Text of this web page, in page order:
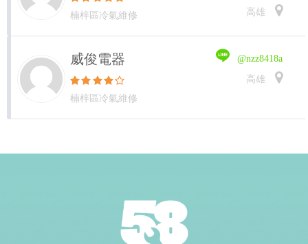
楠梓區冷氣維修
高雄
威俊電器
楠梓區冷氣維修
@nzz8418a
高雄